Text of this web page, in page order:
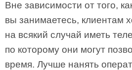
Вне зависимости от того,
вы занимаетесь, клиентам
на всякий случай иметь
по которому они могут
время. Лучше нанять